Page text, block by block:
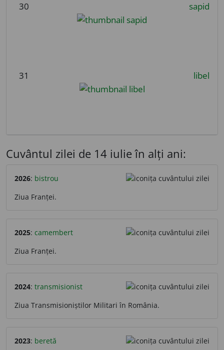
30 sapid
31 libel
Cuvântul zilei de 14 iulie în alți ani:
2026: bistrou
Ziua Franței.
2025: camembert
Ziua Franței.
2024: transmisionist
Ziua Transmisioniștilor Militari în România.
2023: beretă